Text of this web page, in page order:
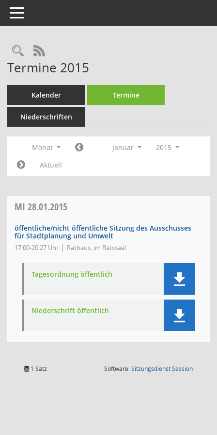
Toggle navigation
Rechercheauswahl
RSS-Feed
Termine 2015
Kalender Termine
Niederschriften
Monat Januar
2015
Aktuell
MI 28.01.2015
öffentliche/nicht öffentliche Sitzung des Ausschusses
für Stadtplanung und Umwelt
17:00-20:27 Uhr Rathaus, im Ratssaal
Tagesordnung öffentlich
Niederschrift öffentlich
1 Satz Software:SitzungsdienstSession(Wird in